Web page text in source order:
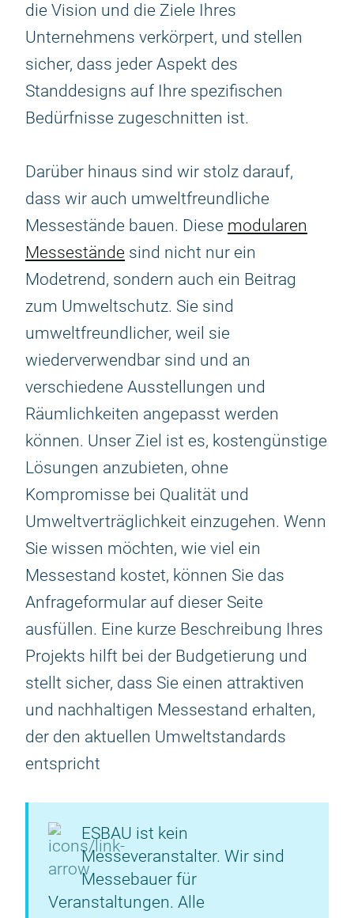
die Vision und die Ziele Ihres
Unternehmens verkörpert, und stellen
sicher, dass jeder Aspekt des
Standdesigns auf Ihre spezifischen
Bedürfnisse zugeschnitten ist.
Darüber hinaus sind wir stolz darauf,
dass wir auch umweltfreundliche
Messestände bauen. Diese modularen
Messestände sind nicht nur ein
Modetrend, sondern auch ein Beitrag
zum Umweltschutz. Sie sind
umweltfreundlicher, weil sie
wiederverwendbar sind und an
verschiedene Ausstellungen und
Räumlichkeiten angepasst werden
können. Unser Ziel ist es, kostengünstige
Lösungen anzubieten, ohne
Kompromisse bei Qualität und
Umweltverträglichkeit einzugehen. Wenn
Sie wissen möchten, wie viel ein
Messestand kostet, können Sie das
Anfrageformular auf dieser Seite
ausfüllen. Eine kurze Beschreibung Ihres
Projekts hilft bei der Budgetierung und
stellt sicher, dass Sie einen attraktiven
und nachhaltigen Messestand erhalten,
der den aktuellen Umweltstandards
entspricht
ESBAU ist kein
Messeveranstalter. Wir sind
Messebauer für
Veranstaltungen. Alle